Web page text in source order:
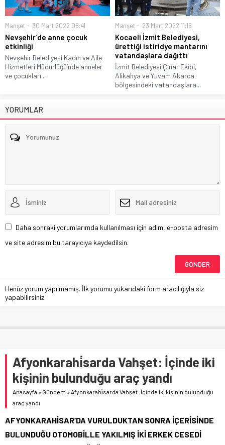
Manşet 30 Mart 2022 08:41
Nevşehir’de anne çocuk
etkinliği
Nevşehir Belediyesi Kadın ve Aile
Hizmetleri Müdürlüğü’nde anneler
ve çocukları...
Manşet 23 Mart 2022 11:16
Kocaeli İzmit Belediyesi,
ürettiği istiridye mantarını
vatandaşlara dağıttı
İzmit Belediyesi Çınar Ekibi,
Alikahya ve Yuvam Akarca
bölgesindeki vatandaşlara...
YORUMLAR
Daha sonraki yorumlarımda kullanılması için adım, e-posta adresim
ve site adresim bu tarayıcıya kaydedilsin.
Henüz yorum yapılmamış. İlk yorumu yukarıdaki form aracılığıyla siz
yapabilirsiniz.
Afyonkarahi̇sarda Vahşet: İçinde iki
kişinin bulunduğu araç yandı
Anasayfa » Gündem »Afyonkarahi̇sarda Vahşet: İçinde iki kişinin bulunduğu
araç yandı
AFYONKARAHİSAR’DA VURULDUKTAN SONRA İÇERİSİNDE
BULUNDUĞU OTOMOBİLLE YAKILMIŞ İKİ ERKEK CESEDİ